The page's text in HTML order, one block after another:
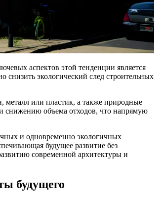
аспектов этой тенденции является
снизить экологический след строительных
металл или пластик, а также природные
снижению объема отходов, что напрямую
и одновременно экологичных
будущее развитие без
современной архитектуры и
будущего